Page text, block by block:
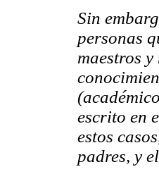
Sin
personas
maestros
escrito en
estos
padres, y el